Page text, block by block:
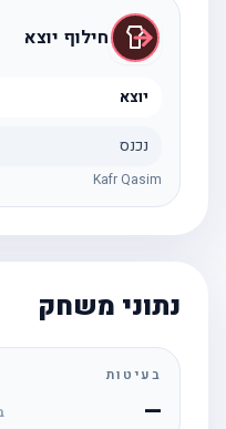
חילוף יוצא
יוצא
נכנס
Kafr Qasim
נתוני משחק
בעיטות
—